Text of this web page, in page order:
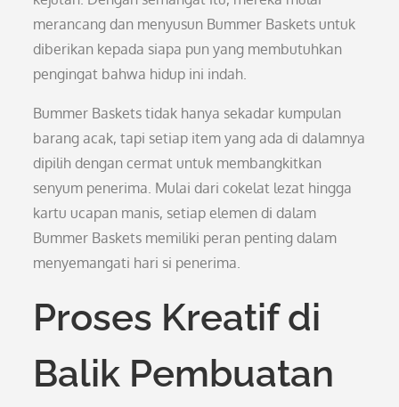
merancang dan menyusun Bummer Baskets untuk
diberikan kepada siapa pun yang membutuhkan
pengingat bahwa hidup ini indah.
Bummer Baskets tidak hanya sekadar kumpulan
barang acak, tapi setiap item yang ada di dalamnya
dipilih dengan cermat untuk membangkitkan
senyum penerima. Mulai dari cokelat lezat hingga
kartu ucapan manis, setiap elemen di dalam
Bummer Baskets memiliki peran penting dalam
menyemangati hari si penerima.
Proses Kreatif di
Balik Pembuatan